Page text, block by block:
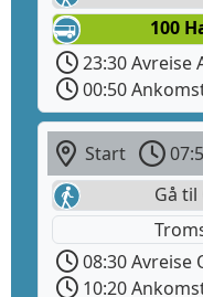
100
23:30 Avreise
00:50
Start
Gå
08:30 Avreise
10:20